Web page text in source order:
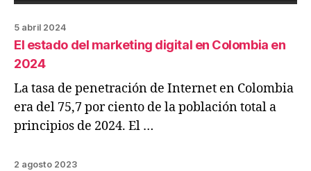
5 abril 2024
El estado del marketing digital en Colombia en
2024
La tasa de penetración de Internet en Colombia
era del 75,7 por ciento de la población total a
principios de 2024. El …
2 agosto 2023